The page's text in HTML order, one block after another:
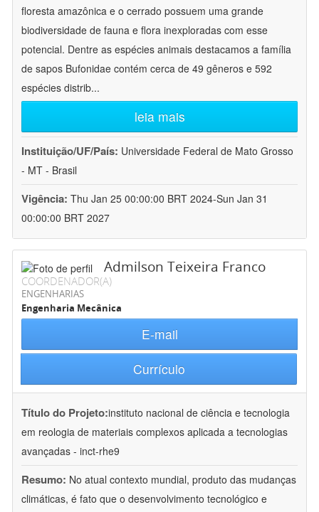
floresta amazônica e o cerrado possuem uma grande
biodiversidade de fauna e flora inexploradas com esse
potencial. Dentre as espécies animais destacamos a família
de sapos Bufonidae contém cerca de 49 gêneros e 592
espécies distrib...
leia mais
Instituição/UF/País: Universidade Federal de Mato Grosso
- MT - Brasil
Vigência: Thu Jan 25 00:00:00 BRT 2024-Sun Jan 31
00:00:00 BRT 2027
Admilson Teixeira Franco
COORDENADOR(A)
ENGENHARIAS
Engenharia Mecânica
E-mail
Currículo
Título do Projeto:instituto nacional de ciência e tecnologia
em reologia de materiais complexos aplicada a tecnologias
avançadas - inct-rhe9
Resumo: No atual contexto mundial, produto das mudanças
climáticas, é fato que o desenvolvimento tecnológico e